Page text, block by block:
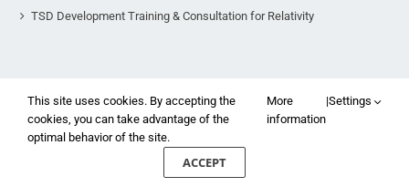
TSD Development Training & Consultation for Relativity
© 2022 TSD Group, Ltd - All rights reserved |
LinkedIn
X
This site uses cookies. By accepting the
cookies, you can take advantage of the
optimal behavior of the site.
More
information
|Settings
ACCEPT